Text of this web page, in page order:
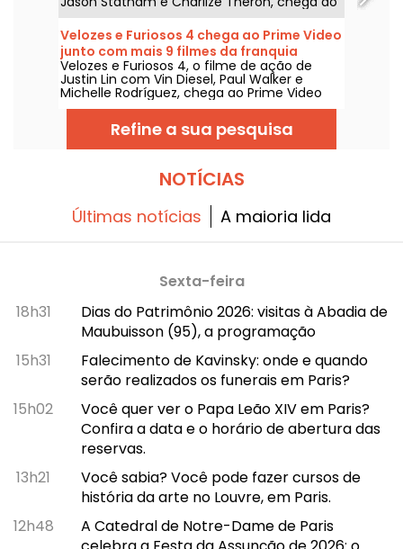
Prime Video em 1º de agosto de 2026.
Velozes e Furiosos 4 chega ao Prime Video
junto com mais 9 filmes da franquia
Velozes e Furiosos 4, o filme de ação de
Justin Lin com Vin Diesel, Paul Walker e
Michelle Rodríguez, chega ao Prime Video
em 1º de agosto de 2026, com várias
entregas da franquia.
Refine a sua pesquisa
NOTÍCIAS
Últimas notícias A maioria lida
Sexta-feira
18h31
Dias do Patrimônio 2026: visitas à Abadia de
Maubuisson (95), a programação
15h31
Falecimento de Kavinsky: onde e quando
serão realizados os funerais em Paris?
15h02
Você quer ver o Papa Leão XIV em Paris?
Confira a data e o horário de abertura das
reservas.
13h21
Você sabia? Você pode fazer cursos de
história da arte no Louvre, em Paris.
12h48
A Catedral de Notre-Dame de Paris